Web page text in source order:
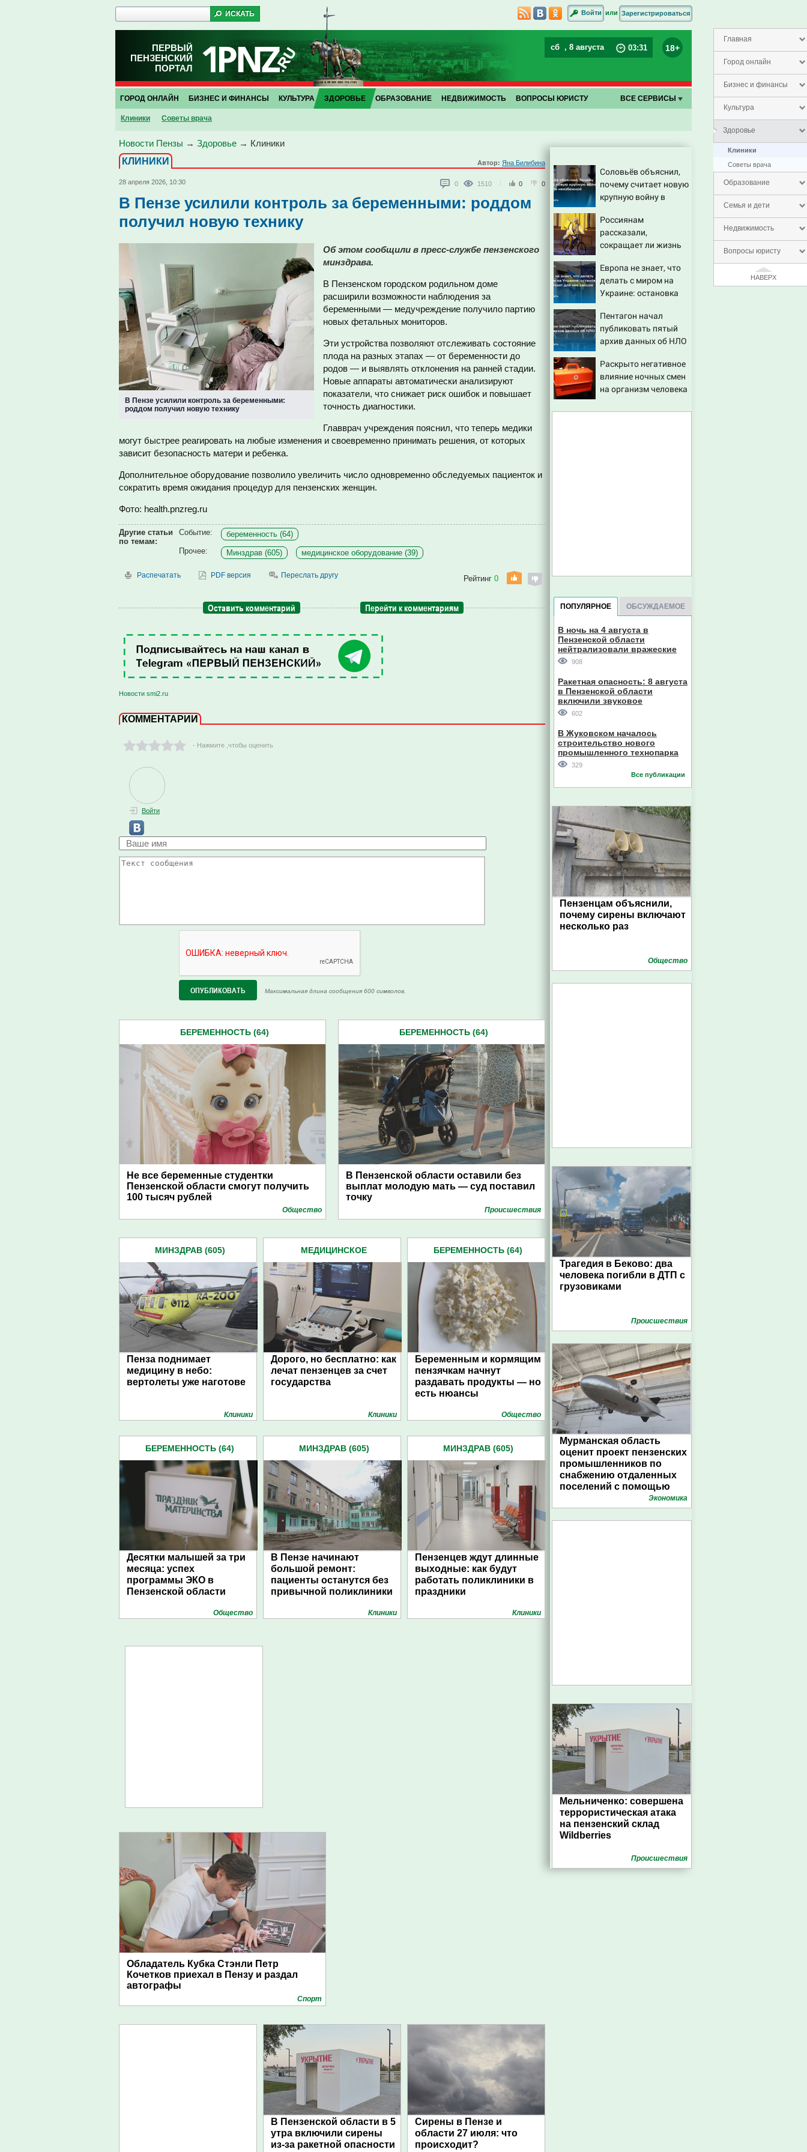
Главная
Город онлайн
Бизнес и финансы
Культура
Здоровье
Клиники
Советы врача
Образование
Семья и дети
Недвижимость
Вопросы юристу
НАВЕРХ
Войти или Зарегистрироваться
ПЕРВЫЙ
ПЕНЗЕНСКИЙ
ПОРТАЛ
сб , 8 августа 03:31 18+
ГОРОД ОНЛАЙН БИЗНЕС И ФИНАНСЫ КУЛЬТУРА ЗДОРОВЬЕ
Клиники Советы врача
ОБРАЗОВАНИЕ НЕДВИЖИМОСТЬ ВОПРОСЫ ЮРИСТУ ВСЕ СЕРВИСЫ
Новости Пензы → Здоровье → Клиники
КЛИНИКИ
Автор: Яна Билибина
28 апреля 2026, 10:30 0 1510 0 0
В Пензе усилили контроль за беременными: роддом
получил новую технику
В Пензе усилили контроль за беременными:
роддом получил новую технику
Об этом сообщили в пресс-службе пензенского
минздрава.
В Пензенском городском родильном доме
расширили возможности наблюдения за
беременными — медучреждение получило партию
новых фетальных мониторов.
Эти устройства позволяют отслеживать состояние
плода на разных этапах — от беременности до
родов — и выявлять отклонения на ранней стадии.
Новые аппараты автоматически анализируют
показатели, что снижает риск ошибок и повышает
точность диагностики.
Главврач учреждения пояснил, что теперь медики
могут быстрее реагировать на любые изменения и своевременно принимать решения, от которых
зависит безопасность матери и ребенка.
Дополнительное оборудование позволило увеличить число одновременно обследуемых пациенток и
сократить время ожидания процедур для пензенских женщин.
Фото: health.pnzreg.ru
Другие статьи
по темам:
Событие:
беременность (64)
Прочее:
Минздрав (605) медицинское оборудование (39)
Распечатать PDF версия Переслать другу Рейтинг 0
Оставить комментарий Перейти к комментариям
Новости smi2.ru
КОММЕНТАРИИ
- Нажмите ,чтобы оценить
Войти
Максимальная длина сообщения 600 символов.
БЕРЕМЕННОСТЬ (64)
Не все беременные студентки
Пензенской области смогут получить
100 тысяч рублей
Общество
БЕРЕМЕННОСТЬ (64)
В Пензенской области оставили без
выплат молодую мать — суд поставил
точку
Проиcшествия
МИНЗДРАВ (605)
Пенза поднимает
медицину в небо:
вертолеты уже наготове
Клиники
МЕДИЦИНСКОЕ
Дорого, но бесплатно: как
лечат пензенцев за счет
государства
Клиники
БЕРЕМЕННОСТЬ (64)
Беременным и кормящим
пензячкам начнут
раздавать продукты — но
есть нюансы
Общество
БЕРЕМЕННОСТЬ (64)
Десятки малышей за три
месяца: успех
программы ЭКО в
Пензенской области
Общество
МИНЗДРАВ (605)
В Пензе начинают
большой ремонт:
пациенты останутся без
привычной поликлиники
Клиники
МИНЗДРАВ (605)
Пензенцев ждут длинные
выходные: как будут
работать поликлиники в
праздники
Клиники
Обладатель Кубка Стэнли Петр
Кочетков приехал в Пензу и раздал
автографы
Спорт
В Пензенской области в 5
утра включили сирены
из-за ракетной опасности
Сирены в Пензе и
области 27 июля: что
происходит?
Соловьёв объяснил,
почему считает новую
крупную войну в
Россиянам
рассказали,
сокращает ли жизнь
Европа не знает, что
делать с миром на
Украине: остановка
хаосом
Пентагон начал
публиковать пятый
архив данных об НЛО
Раскрыто негативное
влияние ночных смен
на организм человека
ПОПУЛЯРНОЕ ОБСУЖДАЕМОЕ
В ночь на 4 августа в
Пензенской области
нейтрализовали вражеские
дроны
908
Ракетная опасность: 8 августа
в Пензенской области
включили звуковое
оповещение
602
В Жуковском началось
строительство нового
промышленного технопарка
329
Все публикации
Пензенцам объяснили,
почему сирены включают
несколько раз
Общество
Трагедия в Беково: два
человека погибли в ДТП с
грузовиками
Проиcшествия
Мурманская область
оценит проект пензенских
промышленников по
снабжению отдаленных
поселений с помощью
Экономика
Мельниченко: совершена
террористическая атака
на пензенский склад
Wildberries
Проиcшествия